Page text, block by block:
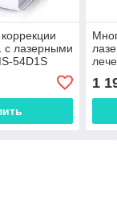
с лазерными
54D1S
1